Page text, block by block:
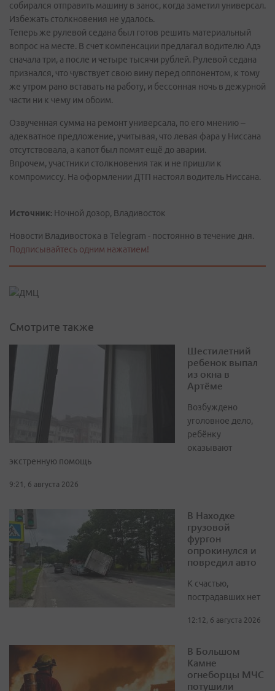
собирался отправить машину в занос, когда заметил универсал.
Избежать столкновения не удалось.
Теперь же рулевой седана был готов решить материальный
вопрос на месте. В счет компенсации предлагал водителю Адэ
сначала три, а после и четыре тысячи рублей. Рулевой седана
признался, что чувствует свою вину перед оппонентом, к тому
же утром рано вставать на работу, и бессонная ночь в дежурной
части ни к чему им обоим.
Озвученная сумма на ремонт универсала, по его мнению –
адекватное предложение, учитывая, что левая фара у Ниссана
отсутствовала, а капот был помят ещё до аварии.
Впрочем, участники столкновения так и не пришли к
компромиссу. На оформлении ДТП настоял водитель Ниссана.
Источник: Ночной дозор, Владивосток
Новости Владивостока в Telegram - постоянно в течение дня.
Подписывайтесь одним нажатием!
Смотрите также
Шестилетний
ребенок выпал
из окна в
Артёме
Возбуждено
уголовное дело,
ребёнку
оказывают
экстренную помощь
9:21, 6 августа 2026
В Находке
грузовой
фургон
опрокинулся и
повредил авто
К счастью,
пострадавших нет
12:12, 6 августа 2026
В Большом
Камне
огнеборцы МЧС
потушили